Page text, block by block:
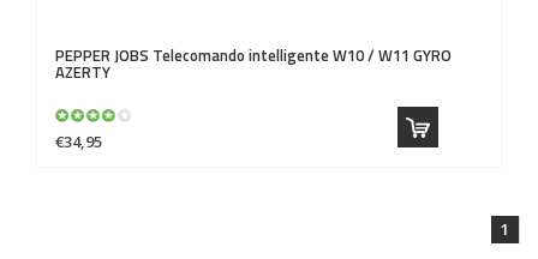
PEPPER JOBS Telecomando intelligente W10 / W11 GYRO
AZERTY
€34,95
1